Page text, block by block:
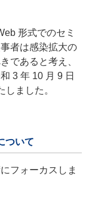
形式でのセミ
者は感染拡大の
であると考え、
3 年 10 月 9 日
しました。
ついて
フォーカスしま